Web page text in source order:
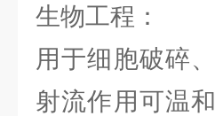
生物工程：
用于细胞破碎
射流作用可温